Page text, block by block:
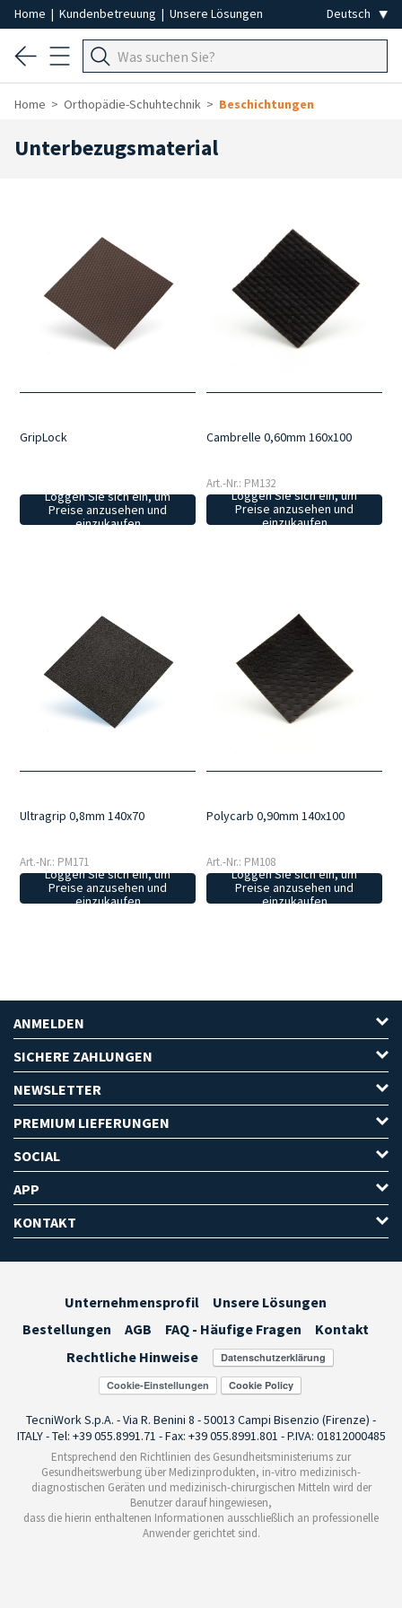
Home | Kundenbetreuung | Unsere Lösungen
Home Orthopädie-Schuhtechnik Beschichtungen
Unterbezugsmaterial
GripLock
Loggen Sie sich ein, um
Preise anzusehen und
einzukaufen
Cambrelle 0,60mm 160x100
Art.-Nr.: PM132
Loggen Sie sich ein, um
Preise anzusehen und
einzukaufen
Ultragrip 0,8mm 140x70
Art.-Nr.: PM171
Loggen Sie sich ein, um
Preise anzusehen und
einzukaufen
Polycarb 0,90mm 140x100
Art.-Nr.: PM108
Loggen Sie sich ein, um
Preise anzusehen und
einzukaufen
ANMELDEN
SICHERE ZAHLUNGEN
NEWSLETTER
PREMIUM LIEFERUNGEN
SOCIAL
APP
KONTAKT
Unternehmensprofil
Unsere Lösungen
Bestellungen
AGB FAQ - Häufige Fragen
Kontakt
Rechtliche Hinweise
Cookie-Einstellungen
TecniWork S.p.A. - Via R. Benini 8 - 50013 Campi Bisenzio (Firenze) -
ITALY - Tel: +39 055.8991.71 - Fax: +39 055.8991.801 - P.IVA: 01812000485
Entsprechend den Richtlinien des Gesundheitsministeriums zur
Gesundheitswerbung über Medizinprodukten, in-vitro medizinisch-
diagnostischen Geräten und medizinisch-chirurgischen Mitteln wird der
Benutzer darauf hingewiesen,
dass die hierin enthaltenen Informationen ausschließlich an professionelle
Anwender gerichtet sind.